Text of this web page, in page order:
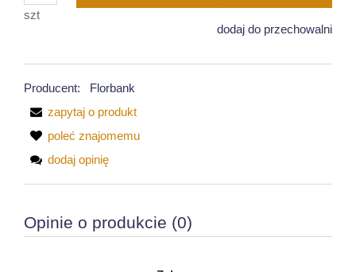
szt
dodaj do przechowalni
Producent:
Florbank
zapytaj o produkt
poleć znajomemu
dodaj opinię
Opinie o produkcie (0)